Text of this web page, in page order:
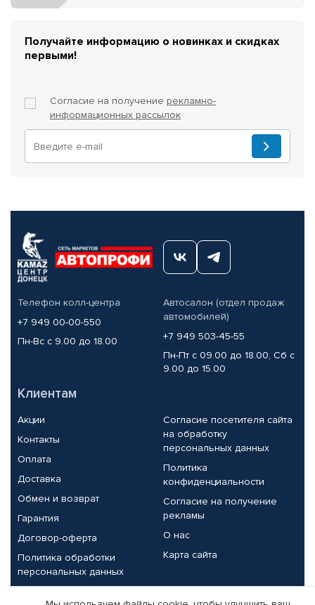
Получайте информацию о новинках и скидках
первыми!
Согласие на получение рекламно-
информационных рассылок
Телефон колл-центра
+7 949 00-00-550
Пн-Вс с 9.00 до 18.00
Автосалон (отдел продаж
автомобилей)
+7 949 503-45-55
Пн-Пт с 09.00 до 18.00, Сб с
9.00 до 15.00
Клиентам
Акции
Контакты
Оплата
Доставка
Обмен и возврат
Гарантия
Договор-оферта
Политика обработки
персональных данных
Согласие посетителя сайта
на обработку
персональных данных
Политика
конфиденциальности
Согласие на получение
рекламы
О нас
Карта сайта